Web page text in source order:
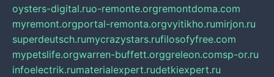
oysters-digital.ruo-remonte.orgremontdoma.com
myremont.orgportal-remonta.orgvyitikho.rumirjon.ru
superdeutsch.rumycrazystars.rufilosofyfree.com
mypetslife.orgwarren-buffett.orggreleon.comsp-or.ru
infoelectrik.rumaterialexpert.rudetkiexpert.ru